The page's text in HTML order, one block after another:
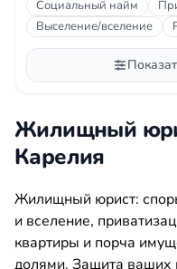
Социальный найм
Выселение/вселение
Жилищный
Карелия
Жилищный юрист:
и вселение,
квартиры и порча
долями. Защита ваших